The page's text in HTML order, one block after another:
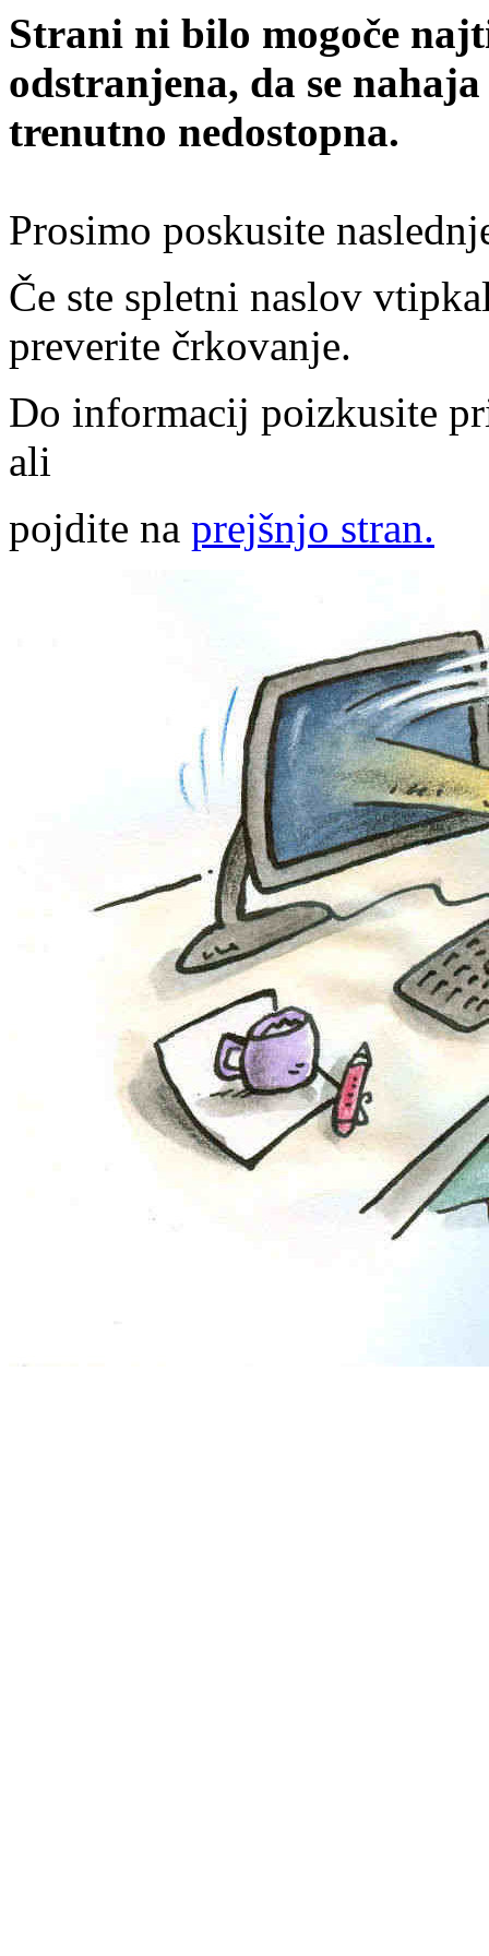
Strani ni bilo mogoče
odstranjena, da se
trenutno nedostopna.
Prosimo poskusite
Če ste spletni naslov
preverite črkovanje.
Do informacij poizkusite
ali
pojdite na prejšnjo stran.